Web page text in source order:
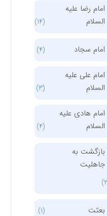
امام رضا علیه
السلام
امام سجاد
امام علی علیه
السلام
امام هادی علیه
السلام
بازگشت به
جاهلیت
بعثت